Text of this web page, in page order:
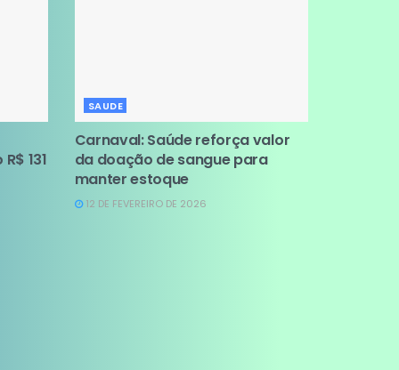
131
SAUDE
Carnaval: Saúde reforça valor
da doação de sangue para
manter estoque
12 DE FEVEREIRO DE 2026